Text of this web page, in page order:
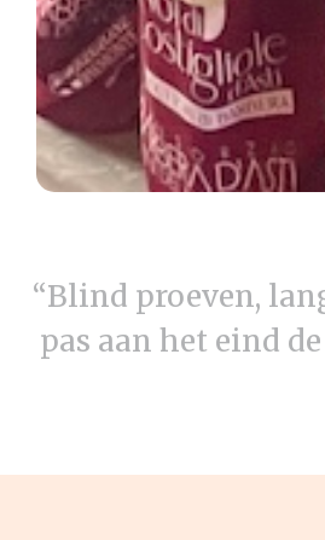
“Blind proeven,
pas aan het eind